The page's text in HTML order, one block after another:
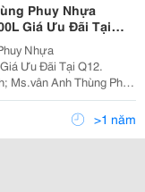
Phuy Nhựa
Giá Ưu Đãi Tại
Nhựa
Ưu Đãi Tại Q12.
Anh Thùng Phuy
Xanh Dương - Ng>1 năm